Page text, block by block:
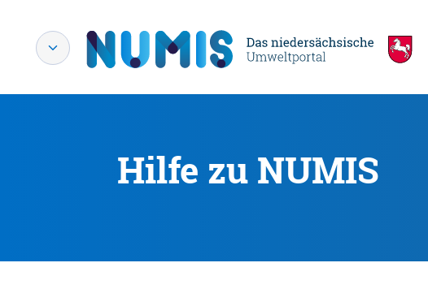
Hilfe zu NUMIS